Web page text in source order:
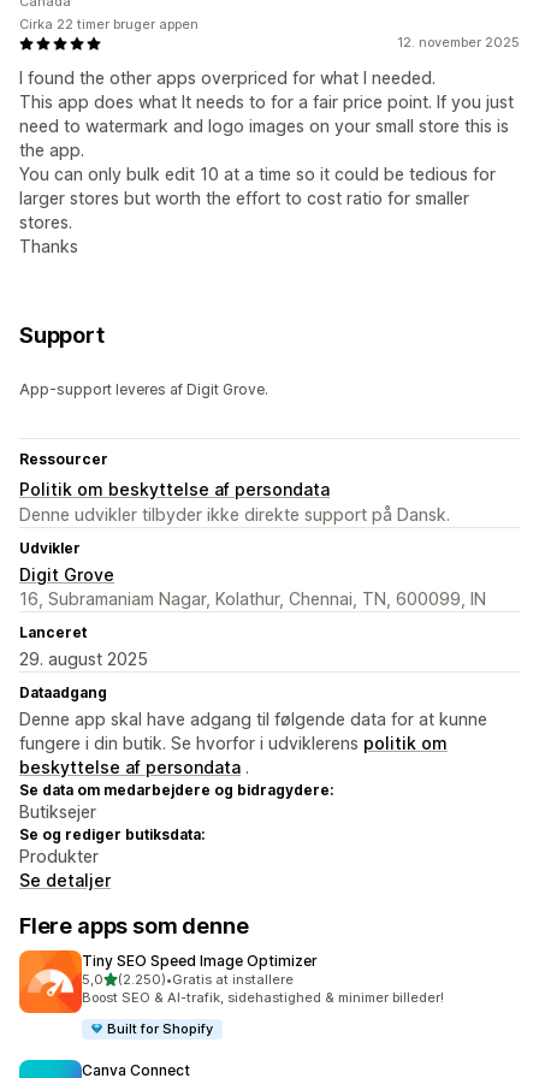
12. november 2025
I found the other apps overpriced for what I needed.
This app does what It needs to for a fair price point. If you just
need to watermark and logo images on your small store this is
the app.
You can only bulk edit 10 at a time so it could be tedious for
larger stores but worth the effort to cost ratio for smaller
stores.
Thanks
Cirka 22 timer bruger appen
Support
App-support leveres af Digit Grove.
Ressourcer
Politik om beskyttelse af persondata
Denne udvikler tilbyder ikke direkte support på Dansk.
Udvikler
Digit Grove
16, Subramaniam Nagar, Kolathur, Chennai, TN, 600099, IN
Lanceret
29. august 2025
Dataadgang
Denne app skal have adgang til følgende data for at kunne
fungere i din butik. Se hvorfor i udviklerens politik om
beskyttelse af persondata .
Se data om medarbejdere og bidragydere:
Butiksejer
Se og rediger butiksdata:
Produkter
Se detaljer
Flere apps som denne
Tiny SEO Speed Image Optimizer
5,0ud af 5 stjerner
(2.250)
2250 anmeldelser i alt
•Gratis at installere
Boost SEO & AI-trafik, sidehastighed & minimer billeder!
Built for Shopify
Canva Connect